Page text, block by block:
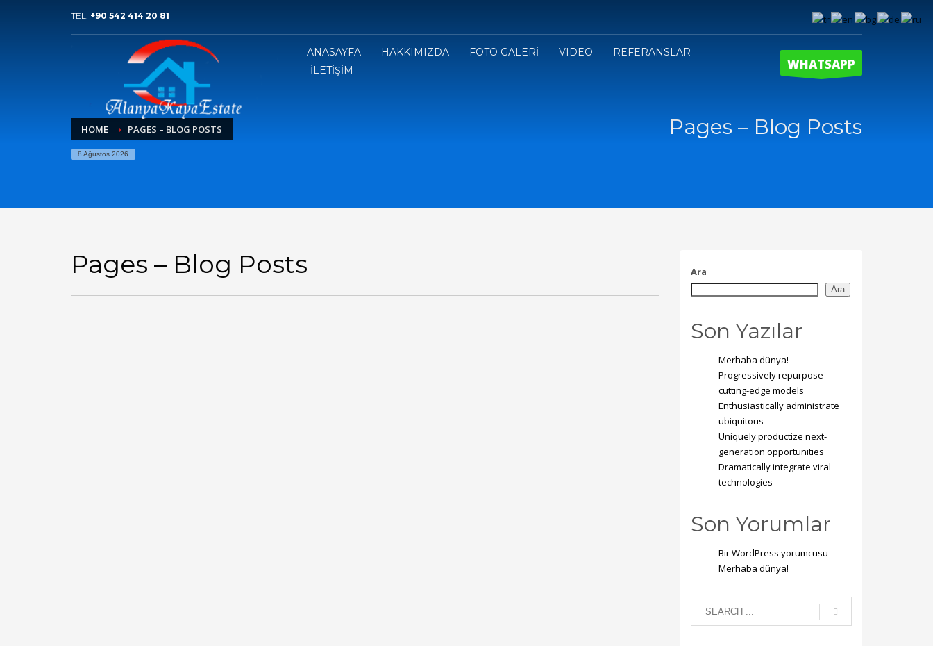
TEL: +90 542 414 20 81
ANASAYFA HAKKIMIZDA FOTO GALERİ VIDEO
REFERANSLAR
İLETİŞİM
WHATSAPP
HOME PAGES – BLOG POSTS
8 Ağustos 2026
Pages – Blog Posts
Pages – Blog Posts Ara
Ara
Son Yazılar
Merhaba dünya!
Progressively repurpose
cutting-edge models
Enthusiastically administrate
ubiquitous
Uniquely productize next-
generation opportunities
Dramatically integrate viral
technologies
Son Yorumlar
Bir WordPress yorumcusu -
Merhaba dünya!